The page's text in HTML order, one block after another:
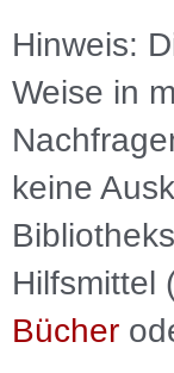
Hinweis:
Weise in
keine
Hilfsmittel
Bücher